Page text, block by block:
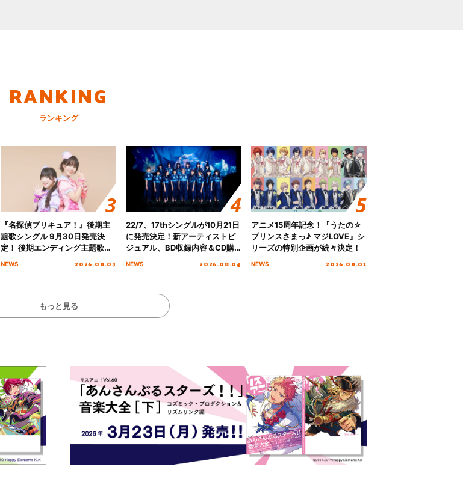
RANKING
ランキング
『名探偵プリキュア！』後期主
題歌シングル 9月30日発売決
定！ 後期エンディング主題歌
NEWS 2026.08.03
22/7、17thシングルが10月21日
に発売決定！新アーティストビ
ジュアル、BD収録内容＆CD購
NEWS 2026.08.04
アニメ15周年記念！『うたの☆
プリンスさまっ♪ マジLOVE』シ
リーズの特別企画が続々決定！
NEWS 2026.08.01
もっと見る